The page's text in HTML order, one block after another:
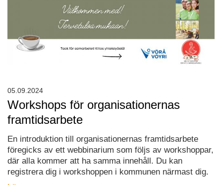
Workshops för organisationernas
framtidsarbete
En introduktion till organisationernas framtidsarbete
föregicks av ett webbinarium som följs av workshoppar,
där alla kommer att ha samma innehåll. Du kan
registrera dig i workshoppen i kommunen närmast dig.
05.09.2024